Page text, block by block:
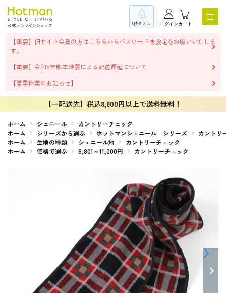
1秒タオル ログインカート
【重要】旧サイト会員の方はこちらからパスワード再設定をお願いいたしま
す。
【重要】令和8年熊本地震による配送遅延について
【夏季休業のお知らせ】
【一配送先】税込8,800円以上で送料無料！
ホーム シェニール
カントリーチェック
ホーム
シリーズから選ぶ ホットマンシェニール シリーズ
カントリ
ホーム
生地の種類 シェニール地
カントリーチェック
ホーム
価格で選ぶ 8,801～11,000円 カントリーチェック